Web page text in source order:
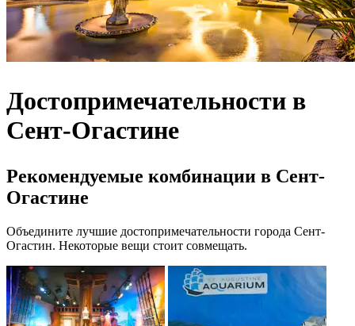
Достопримечательности в
Сент-Огастине
Рекомендуемые комбинации в Сент-
Огастине
Объедините лучшие достопримечательности города Сент-
Огастин. Некоторые вещи стоит совмещать.